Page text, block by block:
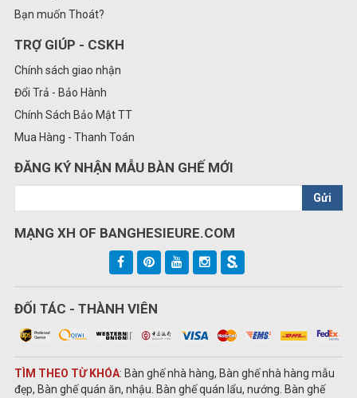
Bạn muốn Thoát?
TRỢ GIÚP - CSKH
Chính sách giao nhận
Đổi Trả - Bảo Hành
Chính Sách Bảo Mật TT
Mua Hàng - Thanh Toán
ĐĂNG KÝ NHẬN MẪU BÀN GHẾ MỚI
Gửi
MẠNG XH OF BANGHESIEURE.COM
ĐỐI TÁC - THÀNH VIÊN
TÌM THEO TỪ KHÓA: Bàn ghế nhà hàng, Bàn ghế nhà hàng mẫu
đẹp, Bàn ghế quán ăn, nhậu. Bàn ghế quán lẩu, nướng. Bàn ghế